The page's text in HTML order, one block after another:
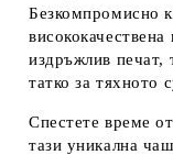
Безкомпромисно
издръжлив
татко за тяхното
Спестете време
тази уникална